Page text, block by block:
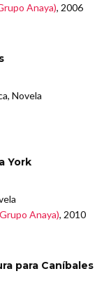
Anaya), 2006
Novela
York
Anaya), 2010
para Caníbales